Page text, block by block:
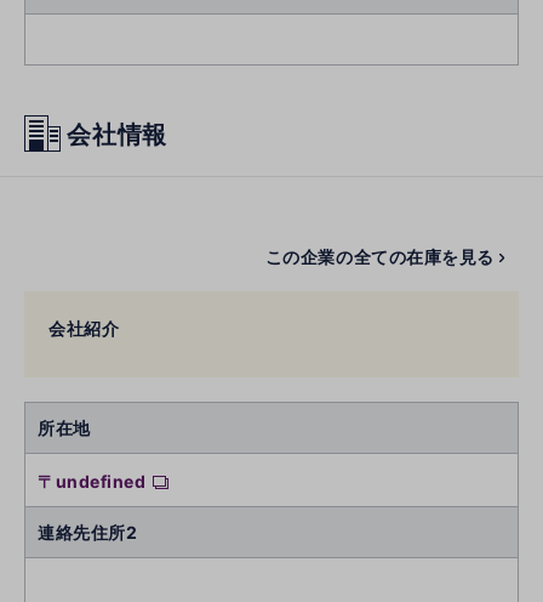
会社情報
この企業の全ての在庫を見る
会社紹介
所在地
〒undefined
連絡先住所2